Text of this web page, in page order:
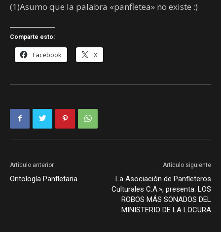
(1)Asumo que la palabra «panfletea» no existe :)
Comparte esto:
Facebook X
Artículo anterior
Ontología Panfletaria
Artículo siguiente
La Asociación de Panfleteros
Culturales C.A.», presenta: LOS
ROBOS MÁS SONADOS DEL
MINISTERIO DE LA LOCURA